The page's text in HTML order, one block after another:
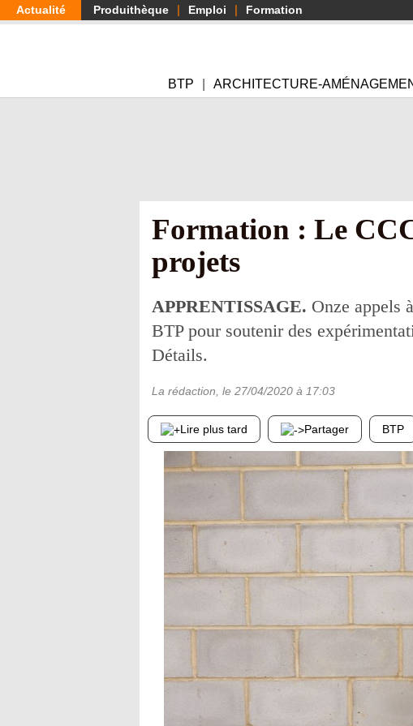
Aller
au
Actualité Produithèque Emploi Formation
BTP ARCHITECTURE-
Formation : Le
projets
APPRENTISSAGE. Onze appels
BTP pour soutenir des
Détails.
La rédaction , le 27/04/2020 à 17:03
Lire plus tard Partager BTP